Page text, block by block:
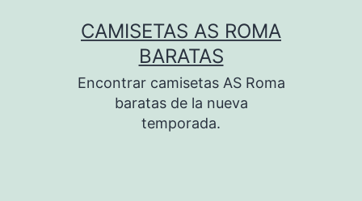
CAMISETAS AS ROMA
BARATAS
Encontrar camisetas AS Roma
baratas de la nueva
temporada.